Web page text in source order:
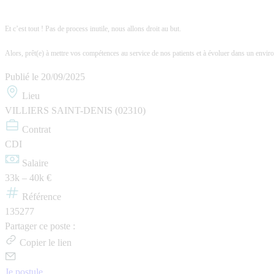
Et c’est tout ! Pas de process inutile, nous allons droit au but.
Alors, prêt(e) à mettre vos compétences au service de nos patients et à évoluer dans un
Publié le 20/09/2025
Lieu
VILLIERS SAINT-DENIS (02310)
Contrat
CDI
Salaire
33k – 40k €
Référence
135277
Partager ce poste :
Copier le lien